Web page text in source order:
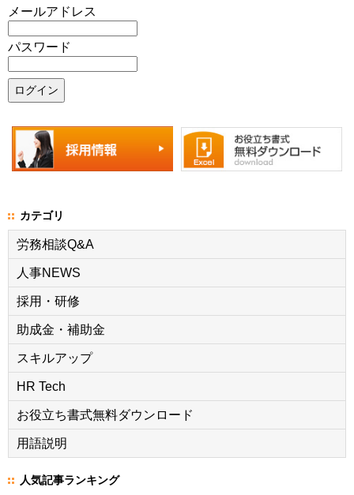
メールアドレス
パスワード
カテゴリ
労務相談Q&A
人事NEWS
採用・研修
助成金・補助金
スキルアップ
HR Tech
お役立ち書式無料ダウンロード
用語説明
人気記事ランキング